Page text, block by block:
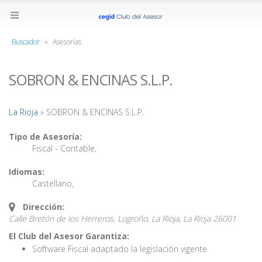
Buscador » Asesorías
SOBRON & ENCINAS S.L.P.
La Rioja » SOBRON & ENCINAS S.L.P.
Tipo de Asesoría:
Fiscal - Contable,
Idiomas:
Castellano,
Dirección:
Calle Bretón de los Herreros, Logroño, La Rioja, La Rioja 26001
El Club del Asesor Garantiza:
Software Fiscal adaptado la legislación vigente